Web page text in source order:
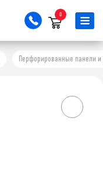
0
Перфорированные панели и